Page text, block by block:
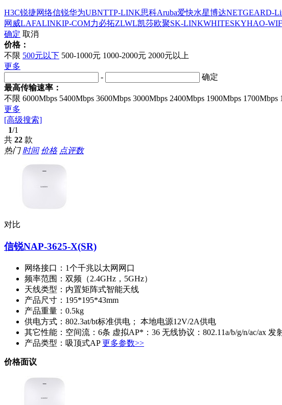
H3C锐捷网络信锐华为UBNTTP-LINK思科Aruba爱快水星博达NETGEARD-
网威LAFALINKIP-COM力必拓ZLWL凯莎欧聚SK-LINKWHITESKYHAO-
确定 取消
价格：
不限 500元以下 500-1000元 1000-2000元 2000元以上
更多
-
确定
最高传输速率：
不限 6000Mbps 5400Mbps 3600Mbps 3000Mbps 2400Mbps 1900Mbps 1700Mbps
更多
[高级搜索]
1/1
共 22 款
热门 时间 价格 点评数
对比
信锐NAP-3625-X(SR)
网络接口： 1个千兆以太网网口
频率范围： 双频（2.4GHz，5GHz）
天线类型： 内置矩阵式智能天线
产品尺寸： 195*195*43mm
产品重量： 0.5kg
供电方式： 802.3at/bt标准供电； 本地电源12V/2A供电
其它性能： 空间流：6条 虚拟AP*：36 无线协议：802.11a/b/g/n/ac/ax
产品类型： 吸顶式AP更多参数>>
价格面议